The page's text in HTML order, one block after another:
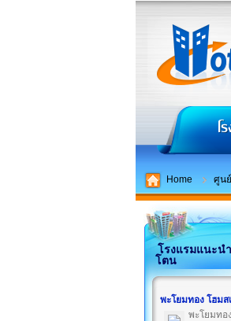
Home ศูน
โรงแรมแนะน
โตน
พะโยมทอง โฮมส
พะโยมทอ